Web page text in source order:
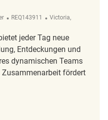
ReqId
REQ143911 Ort
Victoria,
jeder Tag neue
Entdeckungen und
dynamischen Teams
fördert
Time Winners - Bay Centre